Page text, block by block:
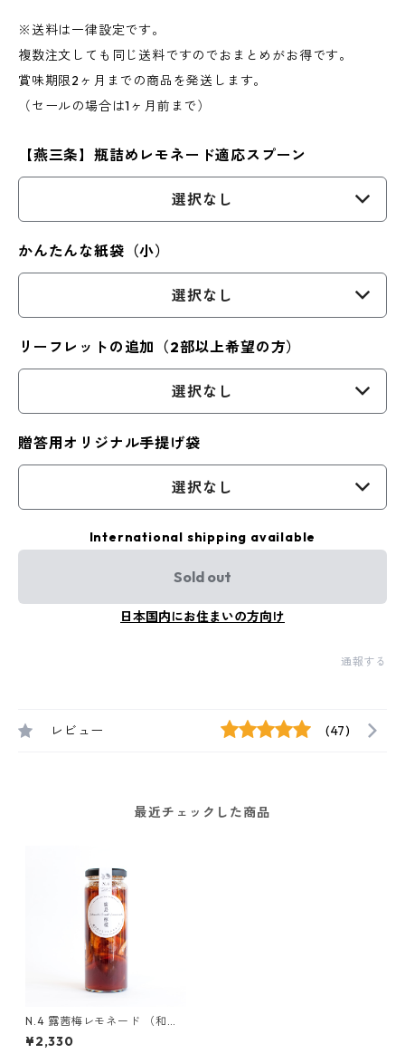
※送料は一律設定です。
複数注文しても同じ送料ですのでおまとめがお得です。
賞味期限2ヶ月までの商品を発送します。
（セールの場合は1ヶ月前まで）
【燕三条】瓶詰めレモネード適応スプーン
選択なし
かんたんな紙袋（小）
選択なし
リーフレットの追加（2部以上希望の方）
選択なし
贈答用オリジナル手提げ袋
選択なし
International shipping available
Sold out
日本国内にお住まいの方向け
通報する
レビュー (47)
最近チェックした商品
N.4 露茜梅レモネード （和歌
山紀州の希少梅）
¥2,330